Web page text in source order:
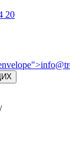
20
/